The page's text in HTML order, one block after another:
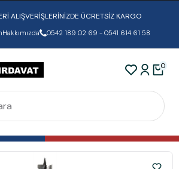
ALIŞVERİŞLERİNİZDE ÜCRETSİZ KARGO
Hakkımızda 0542 189 02 69 - 0541 614 61 58
0